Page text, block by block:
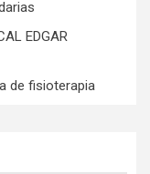
EDGAR
de fisioterapia